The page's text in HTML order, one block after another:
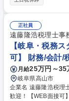
計・構 築～改善をスピーディーに実現します。例えば、電子マネー決済サ
ービスのキャンペー
等。 【魅力】前例の
改善を重ねながら最
題に挑み続けること
セスデザイン力を磨くことができま
ンサルタント】業務
正社員
遠藤隆浩税理士事
【岐阜・税務
可】 財務/会計/
月給25万円～35
岐阜県高山市
企業名 遠藤隆浩税理士事務所 求人名 【岐阜・税務ス
歓迎！【WEB面接可】 仕事の内容 ■税理士補助業務のうち主に、記帳代